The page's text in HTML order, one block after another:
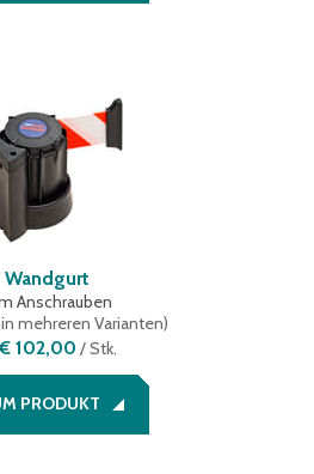
Wandgurt
Anschrauben
mehreren Varianten)
102,00 / Stk.
PRODUKT